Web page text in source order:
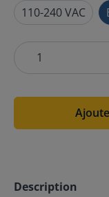
110-240 VAC
Description